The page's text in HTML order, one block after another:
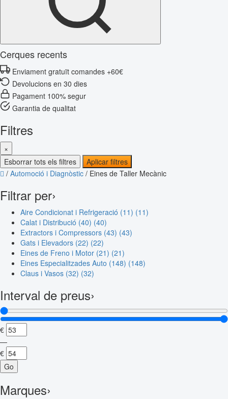
Cerques recents
Enviament gratuït comandes +60€
Devolucions en 30 dies
Pagament 100% segur
Garantia de qualitat
Filtres
×
Esborrar tots els filtres
Aplicar filtres
/ Automoció i Diagnòstic / Eines de Taller Mecànic
Filtrar per›
Aire Condicionat i Refrigeració (11) (11)
Calat i Distribució (40) (40)
Extractors i Compressors (43) (43)
Gats i Elevadors (22) (22)
Eines de Freno i Motor (21) (21)
Eines Especialitzades Auto (148) (148)
Claus i Vasos (32) (32)
Interval de preus›
€
—
€
Go
Marques›